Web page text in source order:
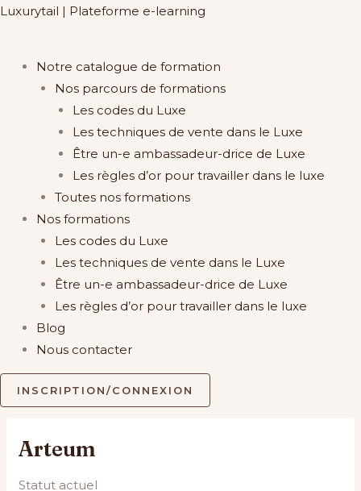
Aller
Luxurytail | Plateforme e-learning
Main
Notre catalogue de formation
Nos parcours de formations
Les codes du Luxe
Les techniques de vente dans le Luxe
Être un-e ambassadeur-drice de Luxe​
Les règles d’or pour travailler dans le luxe
Toutes nos formations
Nos formations
Les codes du Luxe
Les techniques de vente dans le Luxe
Être un-e ambassadeur-drice de Luxe​
Les règles d’or pour travailler dans le luxe
Blog
Nous contacter
INSCRIPTION/CONNEXION
Arteum
Statut actuel